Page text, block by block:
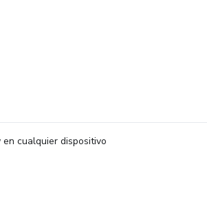
cualquier dispositivo